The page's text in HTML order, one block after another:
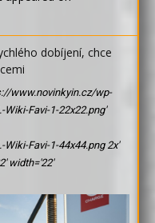
dobíjení, chce
www.novinkyin.cz/wp-
Favi-1-22x22.png'
Favi-1-44x44.png 2x'
width='22'